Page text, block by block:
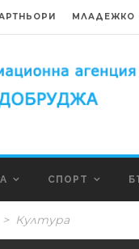
МЛАДЕЖКО
СПОРТ
> Култура